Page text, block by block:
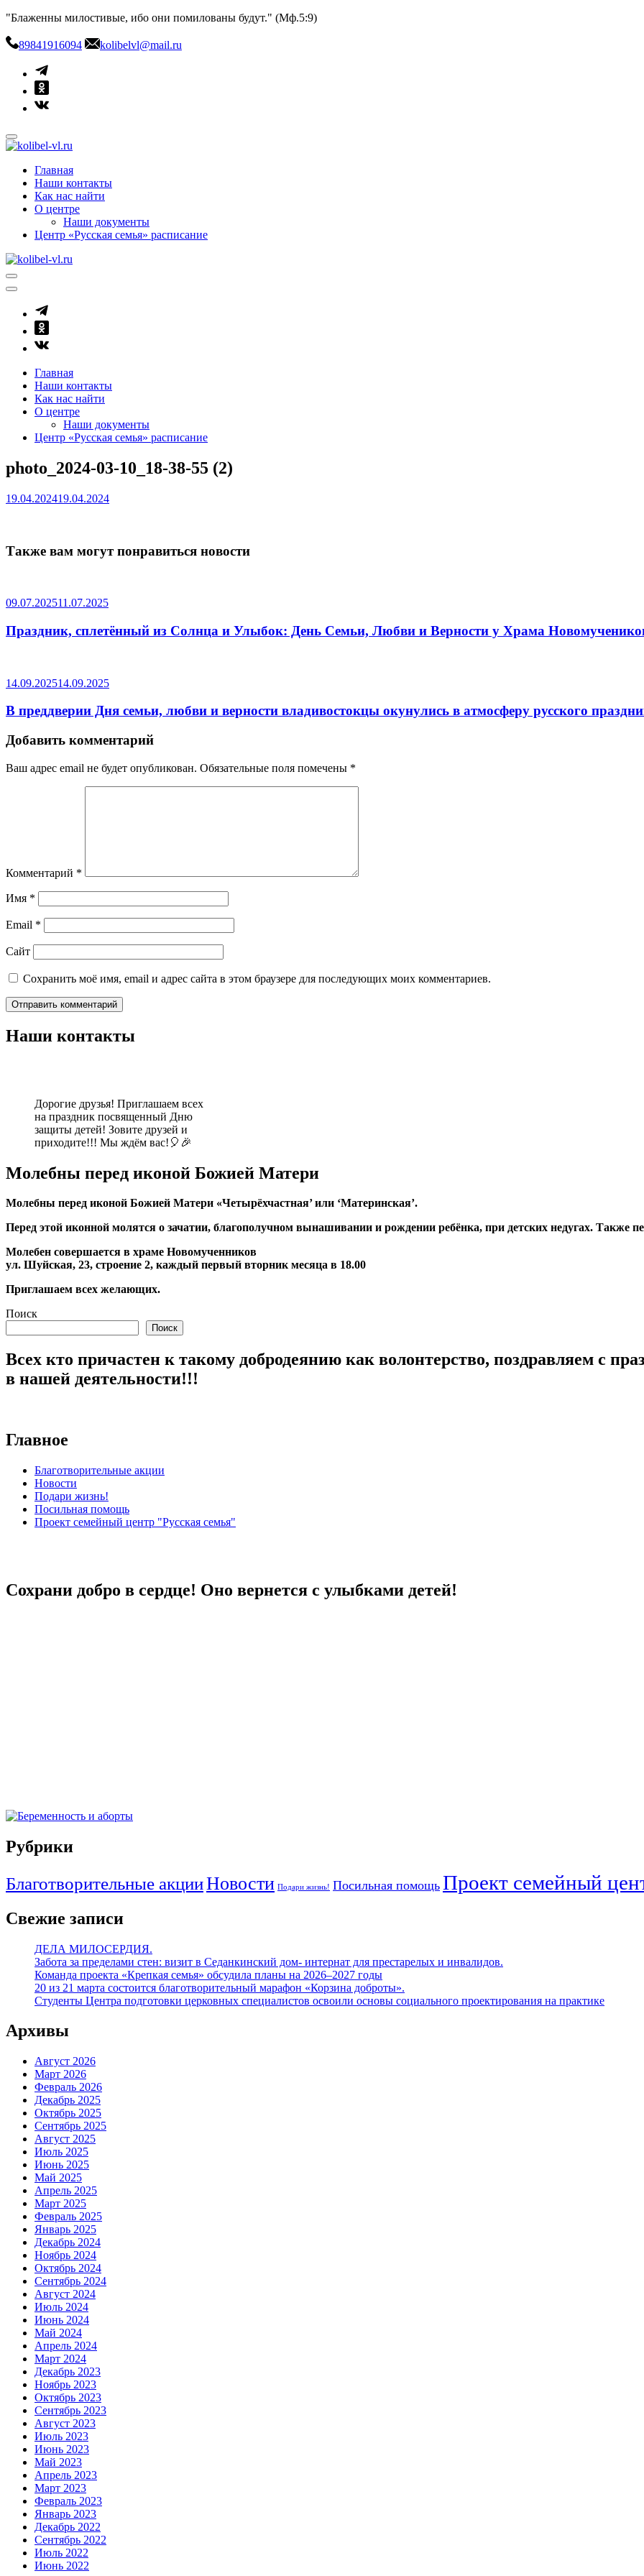
Skip
content
"Блаженны милостивые, ибо они помилованы будут." (Мф.5:9)
89841916094 kolibelvl@mail.ru
kolibel-vl.ru
Центр защиты семьи, материнства и детства
Главная
Наши контакты
Как нас найти
О центре
Наши документы
Центр «Русская семья» расписание
Главная
Наши контакты
Как нас найти
О центре
Наши документы
Центр «Русская семья» расписание
photo_2024-03-10_18-38-55 (2)
19.04.202419.04.2024
Также вам могут понравиться новости
09.07.202511.07.2025
Праздник, сплетённый из Солнца и Улыбок: День Семьи, Любви и Верности у Храма
14.09.202514.09.2025
В преддверии Дня семьи, любви и верности владивостокцы окунулись в атмосферу русского
Добавить комментарий
Ваш адрес email не будет опубликован. Обязательные поля помечены *
Комментарий *
Имя *
Email *
Сайт
Сохранить моё имя, email и адрес сайта в этом браузере для последующих моих комментариев.
Наши контакты
Дорогие друзья! Приглашаем всех
на праздник посвященный Дню
защиты детей! Зовите друзей и
приходите!!! Мы ждём вас!🎈🎉
Молебны перед иконой Божией Матери
Молебны перед иконой Божией Матери «Четырёхчастная’ или ‘Материнская’.
Перед этой иконной молятся о зачатии, благополучном вынашивании и рождении ребёнка, при детских недугах. Также
Молебен совершается в храме Новомученников
ул. Шуйская, 23, строение 2, каждый первый вторник месяца в 18.00
Приглашаем всех желающих.
Поиск
Поиск
Всех кто причастен к такому добродеянию как волонтерство, поздравляем с
в нашей деятельности!!!
Главное
Благотворительные акции
Новости
Подари жизнь!
Посильная помощь
Проект семейный центр "Русская семья"
Сохрани добро в сердце! Оно вернется с улыбками детей!
Рубрики
Благотворительные акцииНовости Подари жизнь! Посильная помощь Проект семейный
Свежие записи
ДЕЛА МИЛОСЕРДИЯ.
Забота за пределами стен: визит в Седанкинский дом- интернат для престарелых и инвалидов.
Команда проекта «Крепкая семья» обсудила планы на 2026–2027 годы
20 из 21 марта состоится благотворительный марафон «Корзина доброты».
Студенты Центра подготовки церковных специалистов освоили основы социального проектирования на практике
Архивы
Август 2026
Март 2026
Февраль 2026
Декабрь 2025
Октябрь 2025
Сентябрь 2025
Август 2025
Июль 2025
Июнь 2025
Май 2025
Апрель 2025
Март 2025
Февраль 2025
Январь 2025
Декабрь 2024
Ноябрь 2024
Октябрь 2024
Сентябрь 2024
Август 2024
Июль 2024
Июнь 2024
Май 2024
Апрель 2024
Март 2024
Декабрь 2023
Ноябрь 2023
Октябрь 2023
Сентябрь 2023
Август 2023
Июль 2023
Июнь 2023
Май 2023
Апрель 2023
Март 2023
Февраль 2023
Январь 2023
Декабрь 2022
Сентябрь 2022
Июль 2022
Июнь 2022